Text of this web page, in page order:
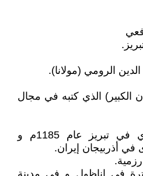
الرومي (مولانا).
الكبير) الذي كتبه في مجال
ولد شمس الدين التبريزي في تبريز عام 1185م و